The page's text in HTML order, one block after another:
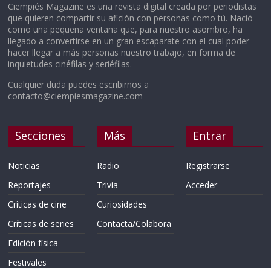
Ciempiés Magazine es una revista digital creada por periodistas
que quieren compartir su afición con personas como tú. Nació
como una pequeña ventana que, para nuestro asombro, ha
llegado a convertirse en un gran escaparate con el cual poder
hacer llegar a más personas nuestro trabajo, en forma de
inquietudes cinéfilas y seriéfilas.
Cualquier duda puedes escribirnos a
contacto@ciempiesmagazine.com
Secciones
Noticias
Reportajes
Críticas de cine
Críticas de series
Edición física
Festivales
Más
Radio
Trivia
Curiosidades
Contacta/Colabora
Entrar
Registrarse
Acceder